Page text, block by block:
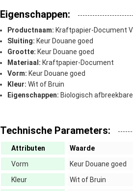
Eigenschappen:
Productnaam: Kraftpapier-Document
Sluiting: Keur Douane goed
Grootte: Keur Douane goed
Materiaal: Kraftpapier-Document
Vorm: Keur Douane goed
Kleur: Wit of Bruin
Eigenschappen: Biologisch
Technische Parameters:
Attributen
Waarde
Vorm
Keur Douane goed
Kleur
Wit of Bruin